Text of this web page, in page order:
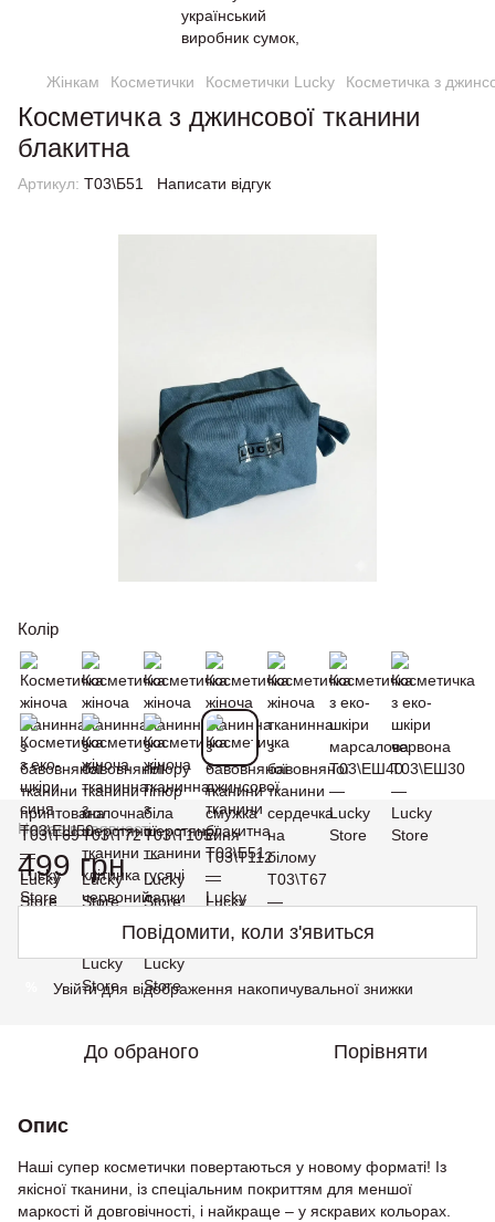
Жінкам Косметички Косметички Lucky Косметичка з
Косметичка з джинсової тканини
блакитна
Артикул: Т03\Б51 Написати відгук
Колір
Немає в наявності
499 грн
Повідомити, коли з'явиться
Увійтидля відображення накопичувальної знижки
До обраного Порівняти
Опис
Наші супер косметички повертаються у новому форматі! Із
якісної тканини, із спеціальним покриттям для меншої
маркості й довговічності, і найкраще – у яскравих кольорах.